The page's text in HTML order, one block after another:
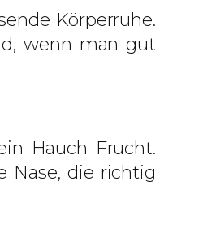
Körperruhe.
wenn man gut
Hauch Frucht.
Nase, die richtig